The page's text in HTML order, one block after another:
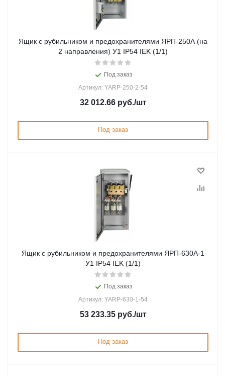
Ящик с рубильником и предохранителями ЯРП-250А (на
2 направления) У1 IP54 IEK (1/1)
Под заказ
Артикул: YARP-250-2-54
32 012.66руб./шт
Под заказ
Ящик с рубильником и предохранителями ЯРП-630А-1
У1 IP54 IEK (1/1)
Под заказ
Артикул: YARP-630-1-54
53 233.35руб./шт
Под заказ